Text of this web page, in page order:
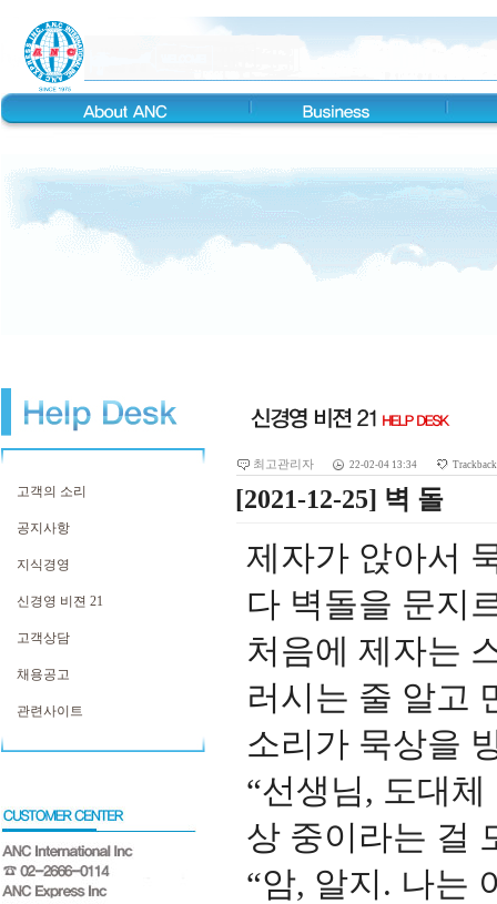
고객의 소리
공지사항
지식경영
신경영 비젼 21
고객상담
채용공고
관련사이트
최고관리자 22-02-04 13:34 Trackback
[2021-12-25] 벽 돌
제자가 앉아서
다 벽돌을 문지
처음에 제자는
러시는 줄 알고
소리가 묵상을
“선생님, 도대체
상 중이라는 걸
“암, 알지. 나는